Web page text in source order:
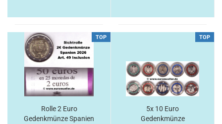
TOP
Rolle 2 Euro
Gedenkmünze Spanien
TOP
5x 10 Euro
Gedenkmünze